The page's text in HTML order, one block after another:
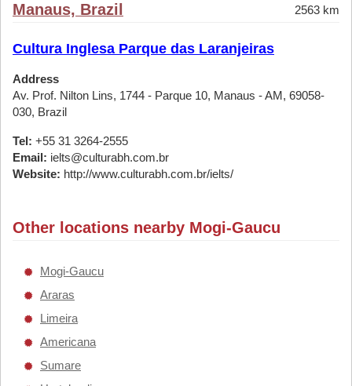
Manaus, Brazil 2563 km
Cultura Inglesa Parque das Laranjeiras
Address
Av. Prof. Nilton Lins, 1744 - Parque 10, Manaus - AM, 69058-
030, Brazil
Tel: +55 31 3264-2555
Email: ielts@culturabh.com.br
Website: http://www.culturabh.com.br/ielts/
Other locations nearby Mogi-Gaucu
Mogi-Gaucu
Araras
Limeira
Americana
Sumare